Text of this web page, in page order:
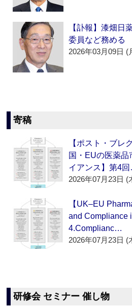
【訃報】漆畑日
委員など務める
2026年03月09日 (
寄稿
【ポスト・ブレ
国・EUの医薬品
イアンス】第4
2026年07月23日 (
【UK–EU
and Compliance
4.Complianc…
2026年07月23日 (
研修会 セミナー 催し物